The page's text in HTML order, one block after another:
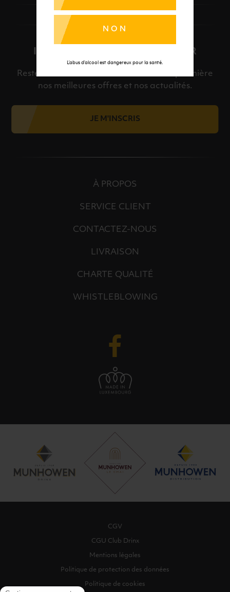
NON
L’abus d’alcool est dangereux pour la santé.
INSCRIPTION À LA NEWSLETTER
Restez informé et découvrez en avant-première
nos meilleures offres et nos actualités.
JE M'INSCRIS
À PROPOS
SERVICE CLIENT
CONTACTEZ-NOUS
LIVRAISON
CHARTE QUALITÉ
WHISTLEBLOWING
CGV
CGU Club Drinx
Mentions légales
Politique de protection des données
Politique de cookies